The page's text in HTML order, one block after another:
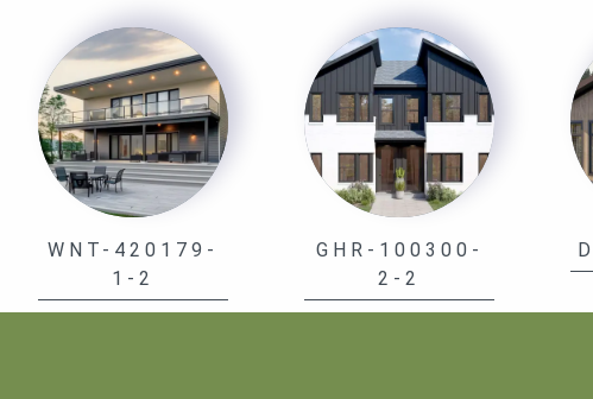
WNT-420179-
1-2
GHR-100300-
2-2